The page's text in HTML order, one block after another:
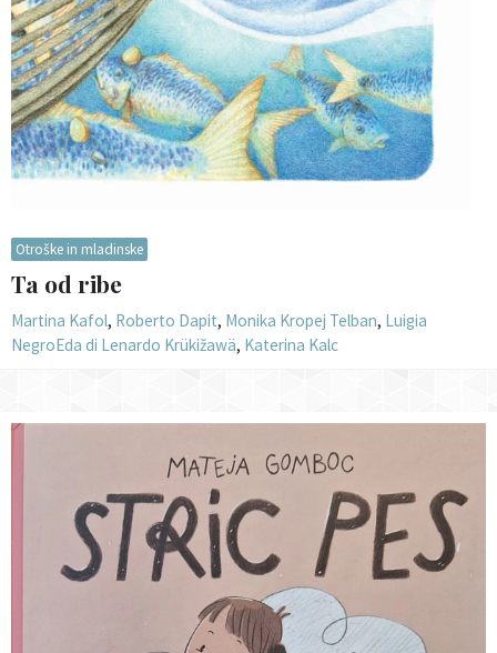
Otroške in mladinske
Ta od ribe
Martina Kafol, Roberto Dapit, Monika Kropej Telban, Luigia
NegroEda di Lenardo Krükižawä, Katerina Kalc